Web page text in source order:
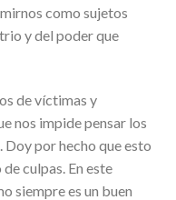
como sujetos
y del poder que
de víctimas y
nos impide pensar los
Doy por hecho que esto
culpas. En este
siempre es un buen